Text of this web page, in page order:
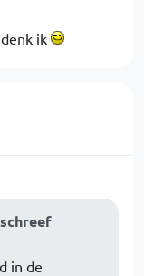
ik
in de